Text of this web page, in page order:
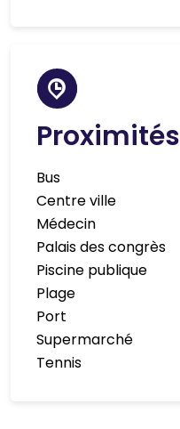
Proximités
Bus
Centre ville
Médecin
Palais des congrès
Piscine publique
Plage
Port
Supermarché
Tennis